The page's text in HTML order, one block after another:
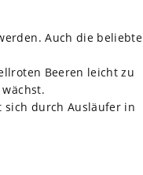
Auch die beliebte
Bee­ren leicht zu
sich durch Aus­läu­fer in